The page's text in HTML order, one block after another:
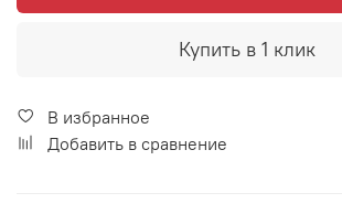
Купить в 1 клик
В избранное
Добавить в сравнение